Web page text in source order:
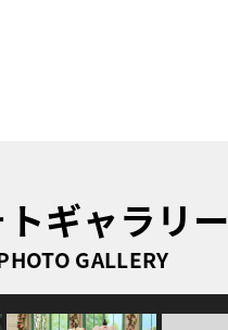
ギャラリー
GALLERY